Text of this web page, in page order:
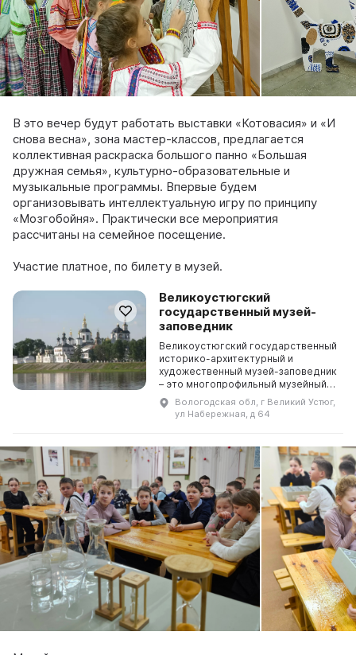
В это вечер будут работать выставки «Котовасия» и «И
снова весна», зона мастер-классов, предлагается
коллективная раскраска большого панно «Большая
дружная семья», культурно-образовательные и
музыкальные программы. Впервые будем
организовывать интеллектуальную игру по принципу
«Мозгобойня». Практически все мероприятия
рассчитаны на семейное посещение.
Участие платное, по билету в музей.
Великоустюгский
государственный музей-
заповедник
Великоустюгский государственный
историко-архитектурный и
художественный музей-заповедник
– это многопрофильный музейный
комплекс, включающий в себя 15
памятников архитектуры
Вологодская обл, г Великий Устюг,
ул Набережная, д 64